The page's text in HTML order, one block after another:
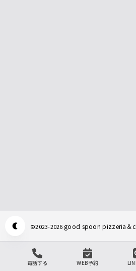
©2023-2026good spoon pizzeria＆
電話する WEB予約
Appearance mode switch